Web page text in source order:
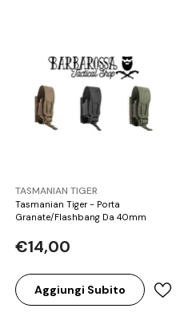
BRAND:
TASMANIAN TIGER
Tasmanian Tiger - Porta
Granate/Flashbang Da 40mm
€14,00
Aggiungi Subito